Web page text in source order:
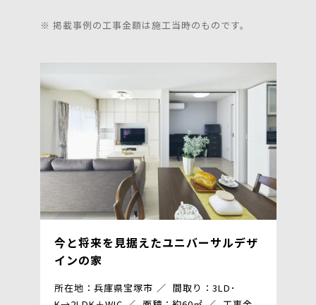
※ 掲載事例の工事金額は施工当時のものです。
今と将来を見据えたユニバーサルデザ
インの家
所在地：兵庫県宝塚市
間取り：3LD･